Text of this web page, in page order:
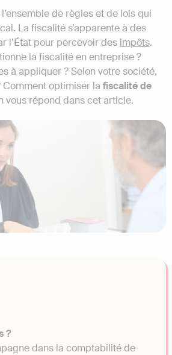
de règles et de lois qui
. La fiscalité s’apparente à des
l’État pour percevoir des impôts.
la fiscalité en entreprise ?
à appliquer ? Selon votre société,
optimiser la fiscalité de
vous répond dans cet article.
?
dans la comptabilité de